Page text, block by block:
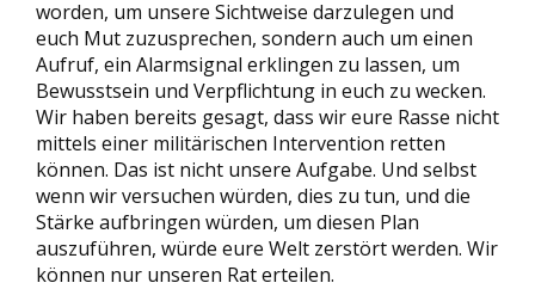
worden, um unsere Sichtweise darzulegen und
euch Mut zuzusprechen, sondern auch um einen
Aufruf, ein Alarmsignal erklingen zu lassen, um
Bewusstsein und Verpflichtung in euch zu wecken.
Wir haben bereits gesagt, dass wir eure Rasse nicht
mittels einer militärischen Intervention retten
können. Das ist nicht unsere Aufgabe. Und selbst
wenn wir versuchen würden, dies zu tun, und die
Stärke aufbringen würden, um diesen Plan
auszuführen, würde eure Welt zerstört werden. Wir
können nur unseren Rat erteilen.